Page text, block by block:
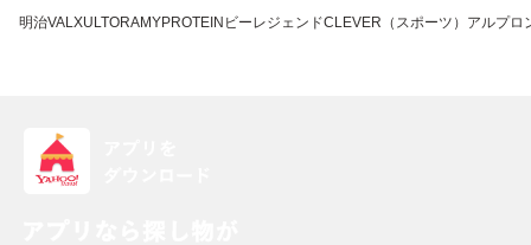
明治VALXULTORAMYPROTEIN ビーレジェンドCLEVER（スポーツ） アルプロ